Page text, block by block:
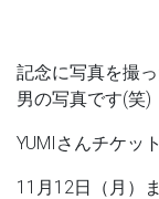
記念に写真を撮
男の写真です(笑)
YUMIさんチケッ
11月12日（月）